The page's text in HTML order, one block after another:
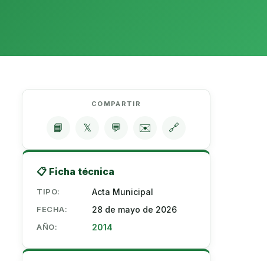
COMPARTIR
📘 𝕏 💬 ✉️ 🔗
📋 Ficha técnica
TIPO: Acta Municipal
FECHA: 28 de mayo de 2026
AÑO: 2014